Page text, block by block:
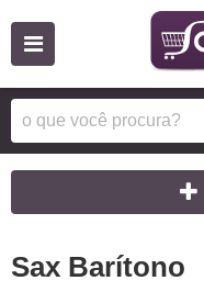
Sax Barítono